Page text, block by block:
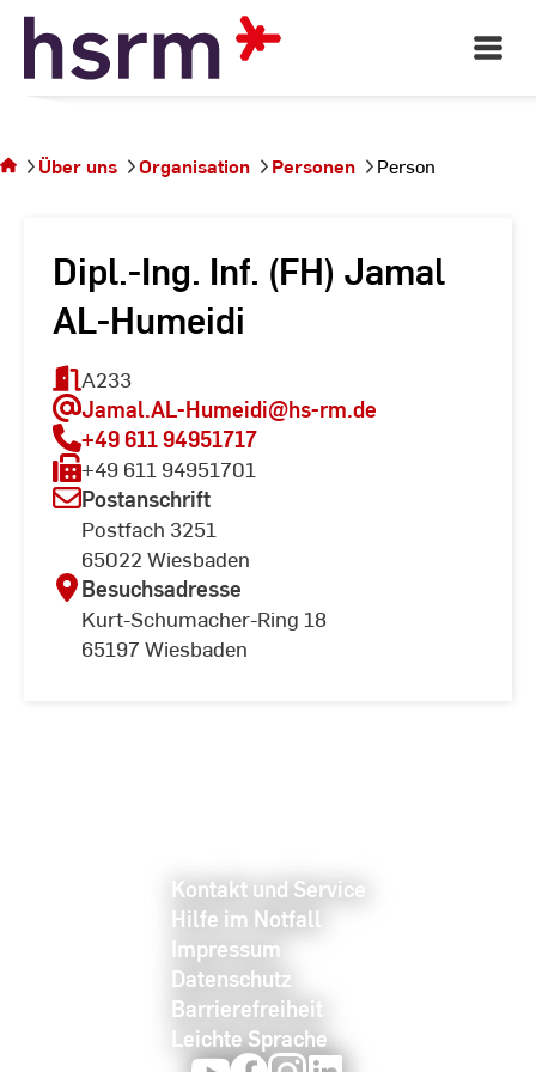
Skip
Content
Open
Main
sich auf
der
Über uns Organisation Personen Person
Dipl.-Ing. Inf. (FH) Jamal
AL-Humeidi
A233
Jamal.AL-Humeidi@hs-rm.de
+49 611 94951717
+49 611 94951701
Postanschrift
Postfach 3251
65022 Wiesbaden
Besuchsadresse
Kurt-Schumacher-Ring 18
65197 Wiesbaden
Kontakt und Service
Hilfe im Notfall
Impressum
Datenschutz
Barrierefreiheit
Leichte Sprache